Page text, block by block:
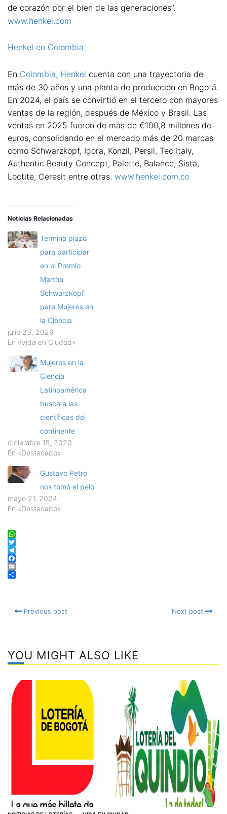
de corazón por el bien de las generaciones”.
www.henkel.com
Henkel en Colombia
En Colombia, Henkel cuenta con una trayectoria de
más de 30 años y una planta de producción en Bogotá.
En 2024, el país se convirtió en el tercero con mayores
ventas de la región, después de México y Brasil. Las
ventas en 2025 fueron de más de €100,8 millones de
euros, consolidando en el mercado más de 20 marcas
como Schwarzkopf, Igora, Konzil, Persil, Tec Italy,
Authentic Beauty Concept, Palette, Balance, Sista,
Loctite, Ceresit entre otras. www.henkel.com.co
Noticias Relacionadas
Termina plazo
para participar
en el Premio
Martha
Schwarzkopf
para Mujeres en
la Ciencia
julio 23, 2026
En «Vida en Ciudad»
Mujeres en la
Ciencia
Latinoamérica
busca a las
científicas del
continente
diciembre 15, 2020
En «Destacado»
Gustavo Petro
nos tomó el pelo
mayo 21, 2024
En «Destacado»
WhatsApp
Twitter
Telegram
Facebook
Email
Previous post Next post
YOU MIGHT ALSO LIKE